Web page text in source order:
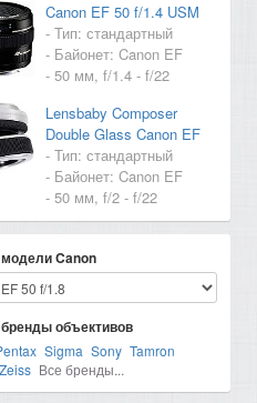
Canon EF 50 f/1.4 USM
- Тип: стандартный
- Байонет: Canon EF
- 50 мм, f/1.4 - f/22
Lensbaby Composer
Double Glass Canon EF
- Тип: стандартный
- Байонет: Canon EF
- 50 мм, f/2 - f/22
Canon
объективов
Sigma Sony Tamron
Zeiss Все бренды...